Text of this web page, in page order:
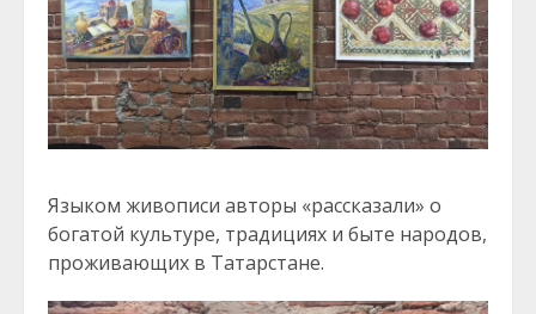
Языком живописи авторы «рассказали» о
богатой культуре, традициях и быте народов,
проживающих в Татарстане.